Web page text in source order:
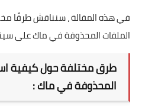
في هذه المقالة ، سنناقش طرقًا
الملفات المحذوفة في ماك على
طرق مختلفة حول كيفية
المحذوفة في ماك :